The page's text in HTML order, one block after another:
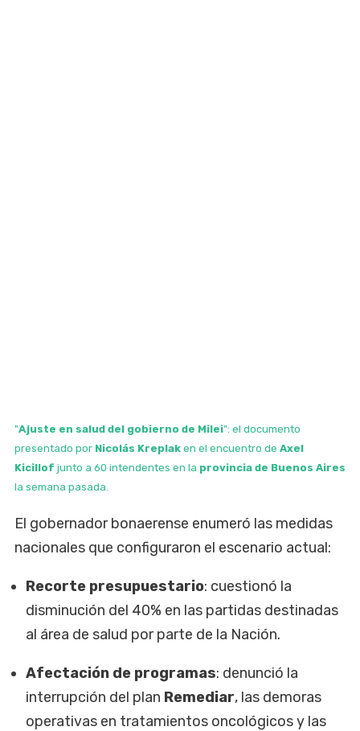
"Ajuste en salud del gobierno de Milei": el documento
presentado por Nicolás Kreplak en el encuentro de Axel
Kicillof junto a 60 intendentes en la provincia de Buenos Aires
la semana pasada.
El gobernador bonaerense enumeró las medidas
nacionales que configuraron el escenario actual:
Recorte presupuestario: cuestionó la
disminución del 40% en las partidas destinadas
al área de salud por parte de la Nación.
Afectación de programas: denunció la
interrupción del plan Remediar, las demoras
operativas en tratamientos oncológicos y las